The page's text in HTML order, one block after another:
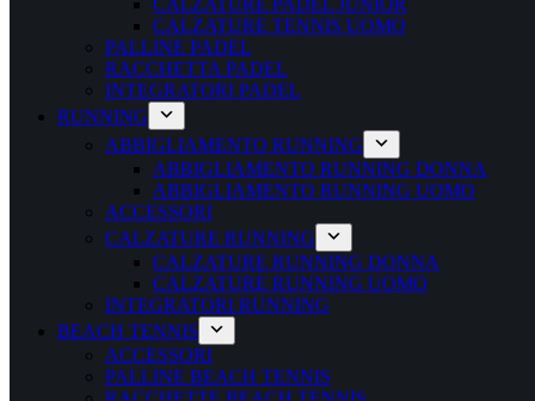
CALZATURE PADEL JUNIOR
CALZATURE TENNIS UOMO
PALLINE PADEL
RACCHETTA PADEL
INTEGRATORI PADEL
RUNNING
ABBIGLIAMENTO RUNNING
ABBIGLIAMENTO RUNNING DONNA
ABBIGLIAMENTO RUNNING UOMO
ACCESSORI
CALZATURE RUNNING
CALZATURE RUNNING DONNA
CALZATURE RUNNING UOMO
INTEGRATORI RUNNING
BEACH TENNIS
ACCESSORI
PALLINE BEACH TENNIS